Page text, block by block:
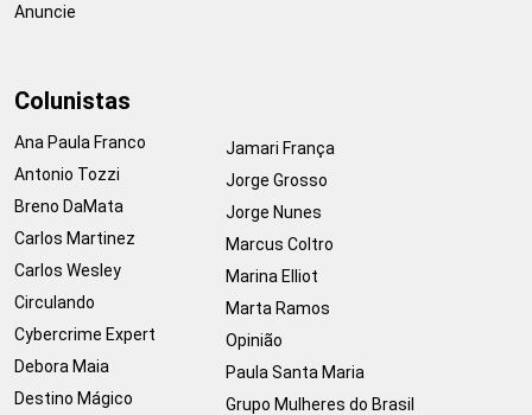
Anuncie
Colunistas
Ana Paula Franco
Antonio Tozzi
Breno DaMata
Carlos Martinez
Carlos Wesley
Circulando
Cybercrime Expert
Debora Maia
Destino Mágico
Jamari França
Jorge Grosso
Jorge Nunes
Marcus Coltro
Marina Elliot
Marta Ramos
Opinião
Paula Santa Maria
Grupo Mulheres do Brasil